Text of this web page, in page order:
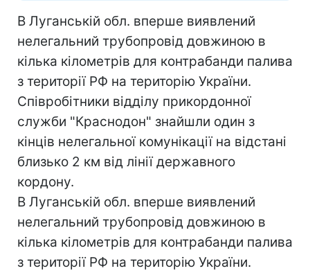
В Луганській обл. вперше виявлений
нелегальний трубопровід довжиною в
кілька кілометрів для контрабанди палива
з території РФ на територію України.
Співробітники відділу прикордонної
служби "Краснодон" знайшли один з
кінців нелегальної комунікації на відстані
близько 2 км від лінії державного
кордону.
В Луганській обл. вперше виявлений
нелегальний трубопровід довжиною в
кілька кілометрів для контрабанди палива
з території РФ на територію України.